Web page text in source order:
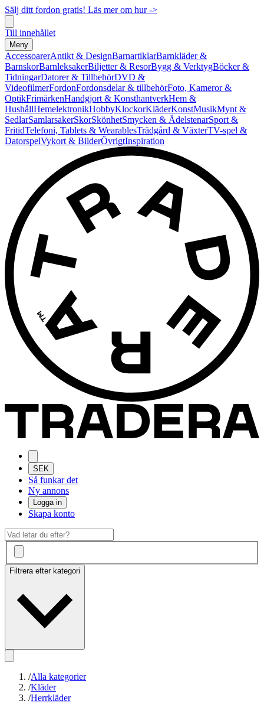
Sälj ditt fordon gratis! Läs mer om hur ->
Till innehållet
Meny
AccessoarerAntikt & DesignBarnartiklarBarnkläder &
BarnskorBarnleksakerBiljetter & ResorBygg & VerktygBöcker &
TidningarDatorer & TillbehörDVD &
VideofilmerFordonFordonsdelar & tillbehörFoto, Kameror &
OptikFrimärkenHandgjort & KonsthantverkHem &
HushållHemelektronikHobbyKlockorKläderKonstMusikMynt &
SedlarSamlarsakerSkorSkönhetSmycken & ÄdelstenarSport &
FritidTelefoni, Tablets & WearablesTrädgård & VäxterTV-spel &
DatorspelVykort & BilderÖvrigtInspiration
SEK
Så funkar det
Ny annons
Logga in
Skapa konto
Filtrera efter kategori
/Alla kategorier
/Kläder
/Herrkläder